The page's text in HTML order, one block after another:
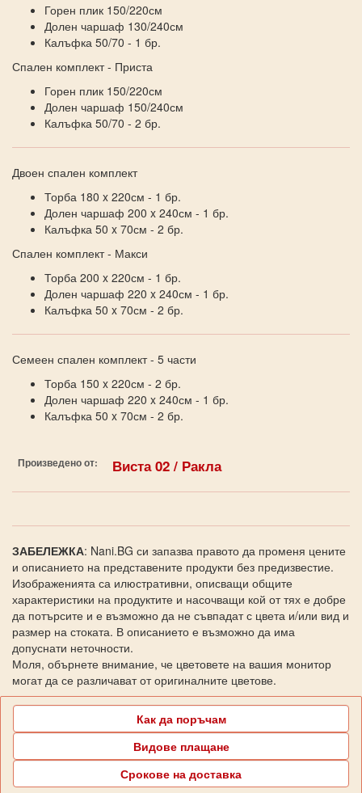
Горен плик 150/220см
Долен чаршаф 130/240см
Калъфка 50/70 - 1 бр.
Спален комплект - Приста
Горен плик 150/220см
Долен чаршаф 150/240см
Калъфка 50/70 - 2 бр.
Двоен спален комплект
Торба 180 x 220см - 1 бр.
Долен чаршаф 200 x 240см - 1 бр.
Калъфка 50 x 70см - 2 бр.
Спален комплект - Макси
Торба 200 x 220см - 1 бр.
Долен чаршаф 220 x 240см - 1 бр.
Калъфка 50 x 70см - 2 бр.
Семеен спален комплект - 5 части
Торба 150 x 220см - 2 бр.
Долен чаршаф 220 x 240см - 1 бр.
Калъфка 50 x 70см - 2 бр.
Произведено от: Виста 02 / Ракла
ЗАБЕЛЕЖКА: Nani.BG си запазва правото да променя цените
и описанието на представените продукти без предизвестие.
Изображенията са илюстративни, описващи общите
характеристики на продуктите и насочващи кой от тях е добре
да потърсите и е възможно да не съвпадат с цвета и/или вид и
размер на стоката. В описанието е възможно да има
допуснати неточности.
Моля, обърнете внимание, че цветовете на вашия монитор
могат да се различават от оригиналните цветове.
Как да поръчам
Видове плащане
Срокове на доставка